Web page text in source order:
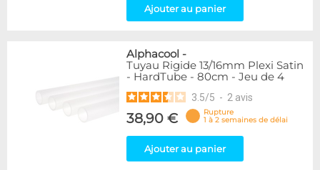
Ajouter au panier
Alphacool -
Tuyau Rigide 13/16mm Plexi Satin
- HardTube - 80cm - Jeu de 4
3.5/5 - 2 avis
38,90 €
Rupture
1 à 2 semaines de délai
Ajouter au panier